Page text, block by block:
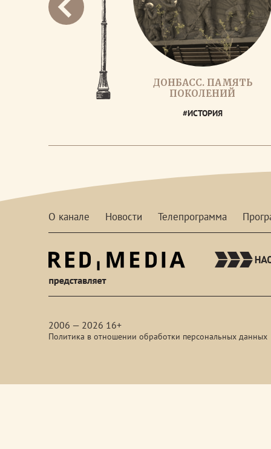
ДОНБАСС. ПАМЯТЬ
ПОКОЛЕНИЙ
#ИСТОРИЯ
О канале Новости Телепрограмма
2006 — 2026 16+
Политика в отношении обработки персональных данных